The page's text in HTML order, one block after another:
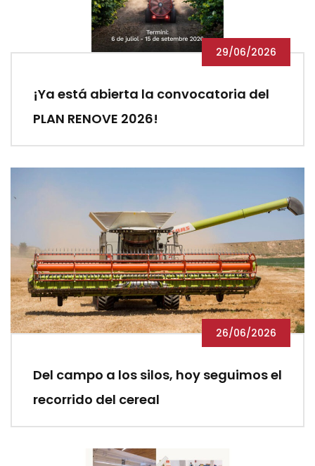
29/06/2026
¡Ya está abierta la convocatoria del
PLAN RENOVE 2026!
26/06/2026
Del campo a los silos, hoy seguimos el
recorrido del cereal